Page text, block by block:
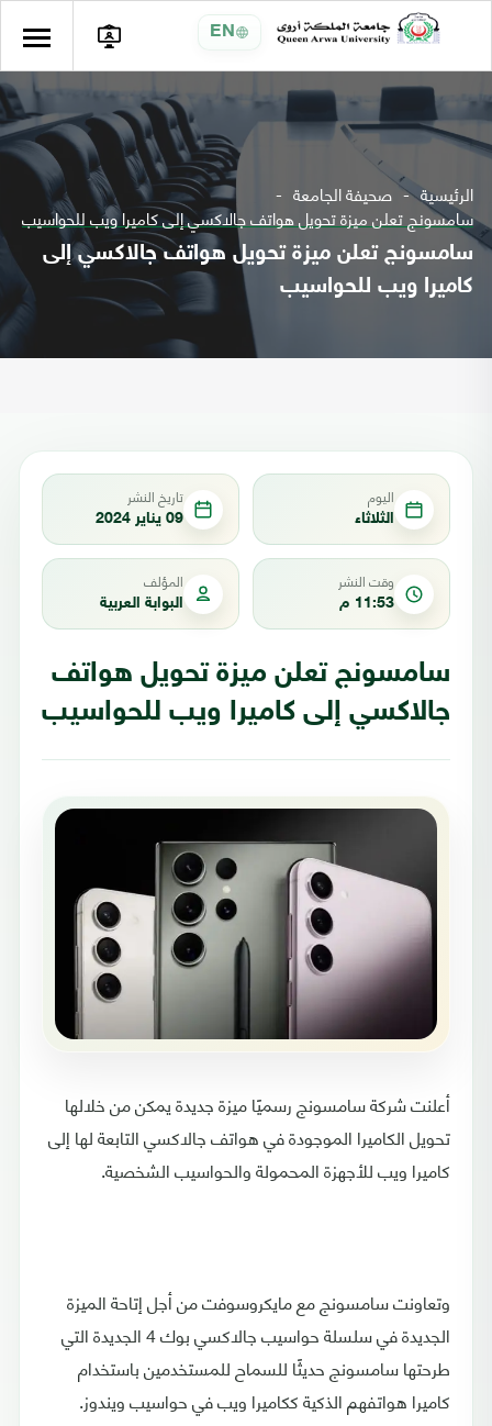
EN
الرئيسية صحيفة الجامعة
سامسونج تعلن ميزة تحويل هواتف جالاكسي إلى كاميرا ويب للحواسيب
سامسونج تعلن ميزة تحويل هواتف جالاكسي إلى
كاميرا ويب للحواسيب
اليوم
الثلاثاء
تاريخ النشر
09 يناير 2024
وقت النشر
11:53 م
المؤلف
البوابة العربية
سامسونج تعلن ميزة تحويل هواتف
جالاكسي إلى كاميرا ويب للحواسيب
أعلنت شركة سامسونج رسميًا ميزة جديدة يمكن من خلالها
تحويل الكاميرا الموجودة في هواتف جالاكسي التابعة لها إلى
كاميرا ويب للأجهزة المحمولة والحواسيب الشخصية.
وتعاونت سامسونج مع مايكروسوفت من أجل إتاحة الميزة
الجديدة في سلسلة حواسيب جالاكسي بوك 4 الجديدة التي
طرحتها سامسونج حديثًا للسماح للمستخدمين باستخدام
كاميرا هواتفهم الذكية ككاميرا ويب في حواسيب ويندوز.